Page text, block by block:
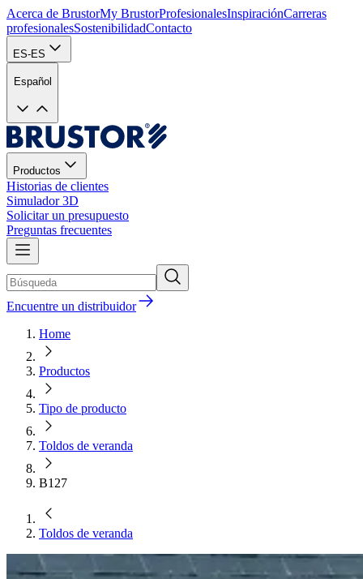
Acerca de BrustorMy BrustorProfesionalesInspiraciónCarreras
profesionalesSostenibilidadContacto
ES-ES
Español
Productos
Historias de clientes
Simulador 3D
Solicitar un presupuesto
Preguntas frecuentes
Encuentre un distribuidor
Home
Productos
Tipo de producto
Toldos de veranda
B127
Toldos de veranda